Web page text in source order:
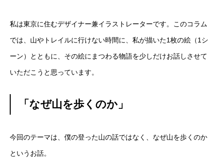
私は東京に住むデザイナー兼イラストレーターです。このコラム
では、山やトレイルに行けない時間に、私が描いた1枚の絵（1シ
ーン）とともに、その絵にまつわる物語を少しだけお話しさせて
いただこうと思っています。
「なぜ山を歩くのか」
今回のテーマは、僕の登った山の話ではなく、なぜ山を歩くのか
というお話。